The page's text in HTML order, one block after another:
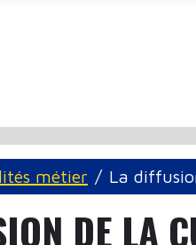
métier La
DE LA